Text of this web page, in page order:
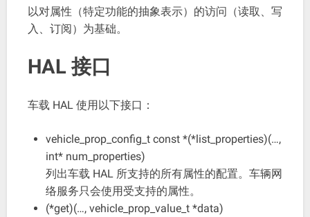
以对属性（特定功能的抽象表示）的访问（读取、写
入、订阅）为基础。
HAL 接口
车载 HAL 使用以下接口：
vehicle_prop_config_t const *(*list_properties)(…,
int* num_properties)
列出车载 HAL 所支持的所有属性的配置。车辆网
络服务只会使用受支持的属性。
(*get)(…, vehicle_prop_value_t *data)